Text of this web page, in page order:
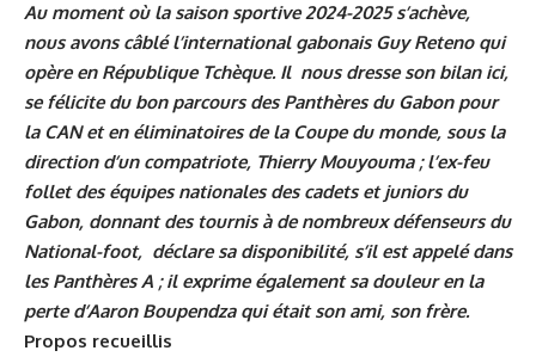
Au moment où la saison sportive 2024-2025 s’achève,
nous avons câblé l’international gabonais Guy Reteno qui
opère en République Tchèque. Il nous dresse son bilan ici,
se félicite du bon parcours des Panthères du Gabon pour
la CAN et en éliminatoires de la Coupe du monde, sous la
direction d’un compatriote, Thierry Mouyouma ; l’ex-feu
follet des équipes nationales des cadets et juniors du
Gabon, donnant des tournis à de nombreux défenseurs du
National-foot, déclare sa disponibilité, s’il est appelé dans
les Panthères A ; il exprime également sa douleur en la
perte d’Aaron Boupendza qui était son ami, son frère.
Propos recueillis